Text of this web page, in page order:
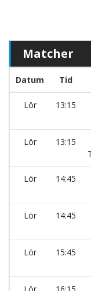
Matcher
Datum Tid
Lör 13:15
Lör 13:15
Lör 14:45
Lör 14:45
Lör 15:45